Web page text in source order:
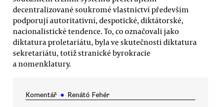
decentralizované soukromé vlastnictví především
podporují autoritativní, despotické, diktátorské,
nacionalistické tendence. To, co označovali jako
diktatura proletariátu, byla ve skutečnosti diktatura
sekretariátu, totiž stranické byrokracie
a nomenklatury.
Komentář ● Renátó Fehér